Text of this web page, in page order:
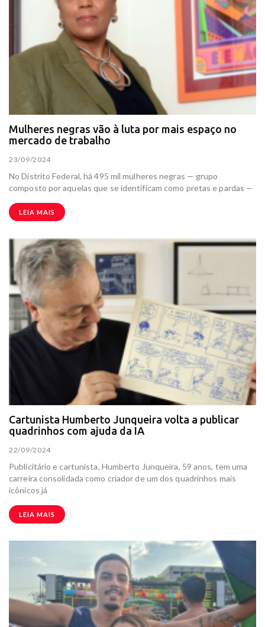
Mulheres negras vão à luta por mais espaço no
mercado de trabalho
23/09/2024
No Distrito Federal, há 495 mil mulheres negras — grupo
composto por aquelas que se identificam como pretas e pardas —
LEIA MAIS
Cartunista Humberto Junqueira volta a publicar
quadrinhos com ajuda da IA
22/09/2024
Publicitário e cartunista, Humberto Junqueira, 59 anos, tem uma
carreira consolidada como criador de um dos quadrinhos mais
icônicos já
LEIA MAIS